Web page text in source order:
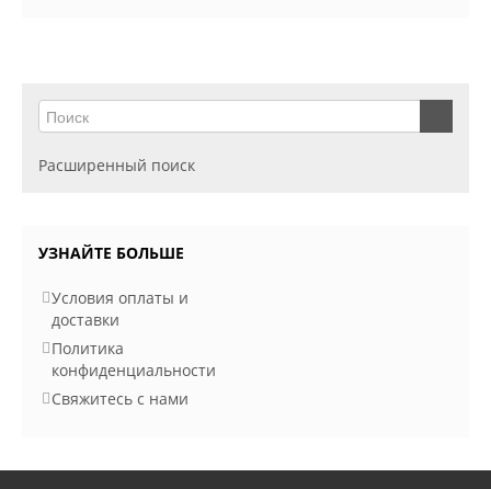
Расширенный поиск
УЗНАЙТЕ БОЛЬШЕ
Условия оплаты и
доставки
Политика
конфиденциальности
Свяжитесь с нами